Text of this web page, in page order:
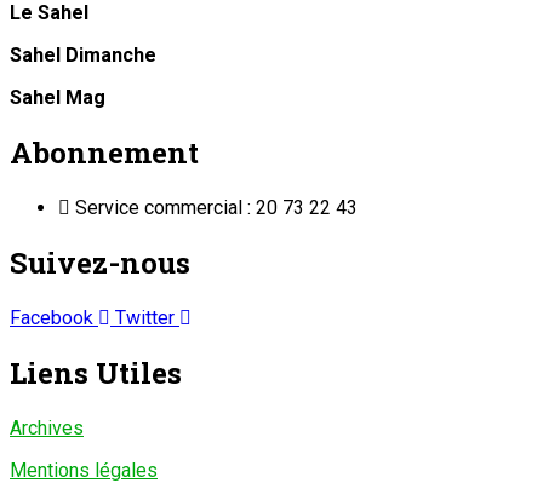
Le Sahel
Sahel Dimanche
Sahel Mag
Abonnement
Service commercial : 20 73 22 43
Suivez-nous
Facebook Twitter
Liens Utiles
Archives
Mentions légales